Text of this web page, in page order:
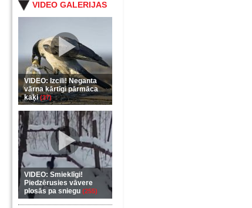
VIDEO GALERIJAS
VIDEO: Izcili! Neganta
vārna kārtīgi pārmāca
kaķi(37)
VIDEO: Smieklīgi!
Piedzērusies vāvere
plosās pa sniegu (255)